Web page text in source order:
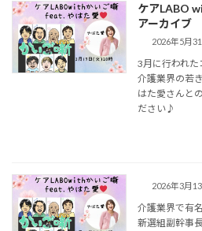
ケアLABO
アーカイブ
2026年5月
3月に行われ
介護業界の若
はた愛さんと
ださい♪
2026年3月
介護業界で有
新選組副幹事